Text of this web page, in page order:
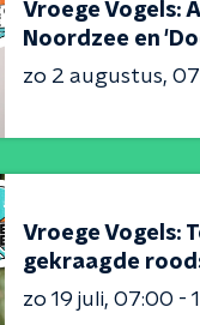
Vroege Vogels:
Noordzee en
zo 2 augustus
Vroege Vogels:
gekraagde
zo 19 juli 07:00 -